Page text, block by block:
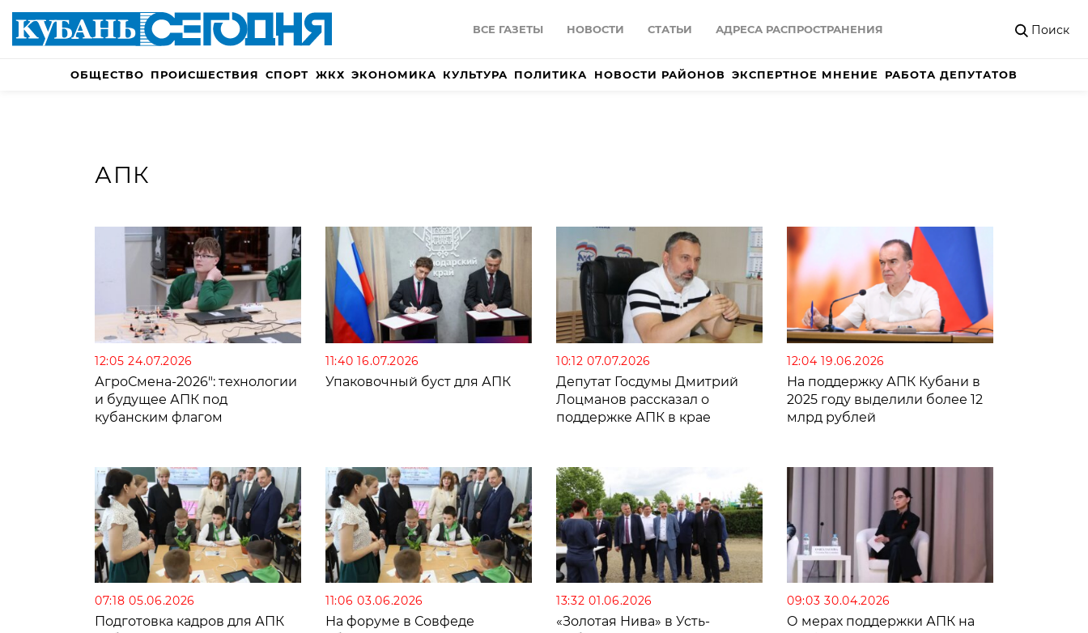
ВСЕ ГАЗЕТЫ НОВОСТИ СТАТЬИ АДРЕСА РАСПРОСТРАНЕНИЯ Поиск
ОБЩЕСТВО ПРОИСШЕСТВИЯ СПОРТ ЖКХ ЭКОНОМИКА КУЛЬТУРА ПОЛИТИКА НОВОСТИ РАЙОНОВ ЭКСПЕРТНОЕ МНЕНИЕ РАБОТА ДЕПУТАТОВ
АПК
12:05 24.07.2026
АгроСмена-2026″: технологии
и будущее АПК под
кубанским флагом
11:40 16.07.2026
Упаковочный буст для АПК
10:12 07.07.2026
Депутат Госдумы Дмитрий
Лоцманов рассказал о
поддержке АПК в крае
12:04 19.06.2026
На поддержку АПК Кубани в
2025 году выделили более 12
млрд рублей
07:18 05.06.2026
Подготовка кадров для АПК
11:06 03.06.2026
На форуме в Совфеде
13:32 01.06.2026
«Золотая Нива» в Усть-
09:03 30.04.2026
О мерах поддержки АПК на